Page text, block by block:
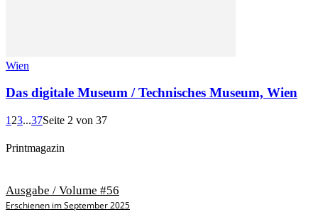
Wien
Das digitale Museum / Technisches Museum, Wien
1 23...37Seite 2 von 37
Printmagazin
Ausgabe / Volume #56
Erschienen im September 2025